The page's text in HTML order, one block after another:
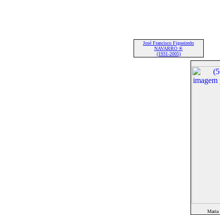
José Francisco Figueiredo
NAVARRO ®
(1931-2005)
Maria